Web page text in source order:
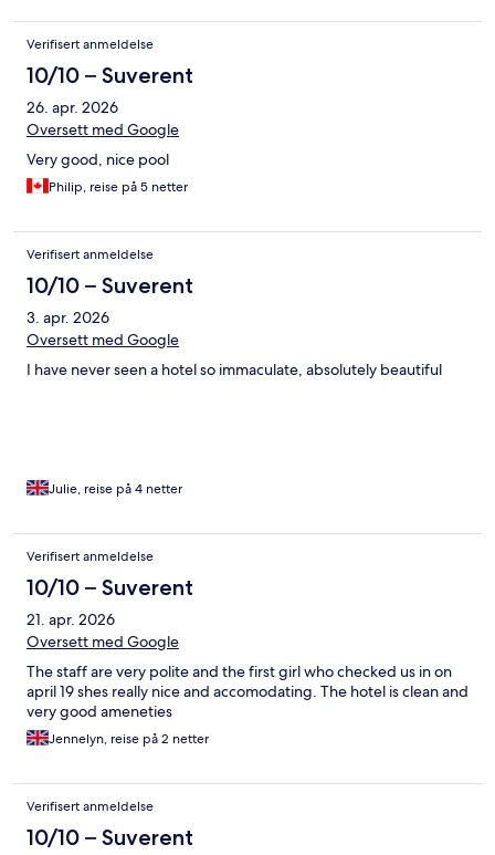
Verifisert anmeldelse
10/10 – Suverent
26. apr. 2026
Oversett med Google
Very good, nice pool
Philip, reise på 5 netter
Verifisert anmeldelse
10/10 – Suverent
3. apr. 2026
Oversett med Google
I have never seen a hotel so immaculate, absolutely beautiful
Julie, reise på 4 netter
Verifisert anmeldelse
10/10 – Suverent
21. apr. 2026
Oversett med Google
The staff are very polite and the first girl who checked us in on
april 19 shes really nice and accomodating. The hotel is clean and
very good ameneties
Jennelyn, reise på 2 netter
Verifisert anmeldelse
10/10 – Suverent